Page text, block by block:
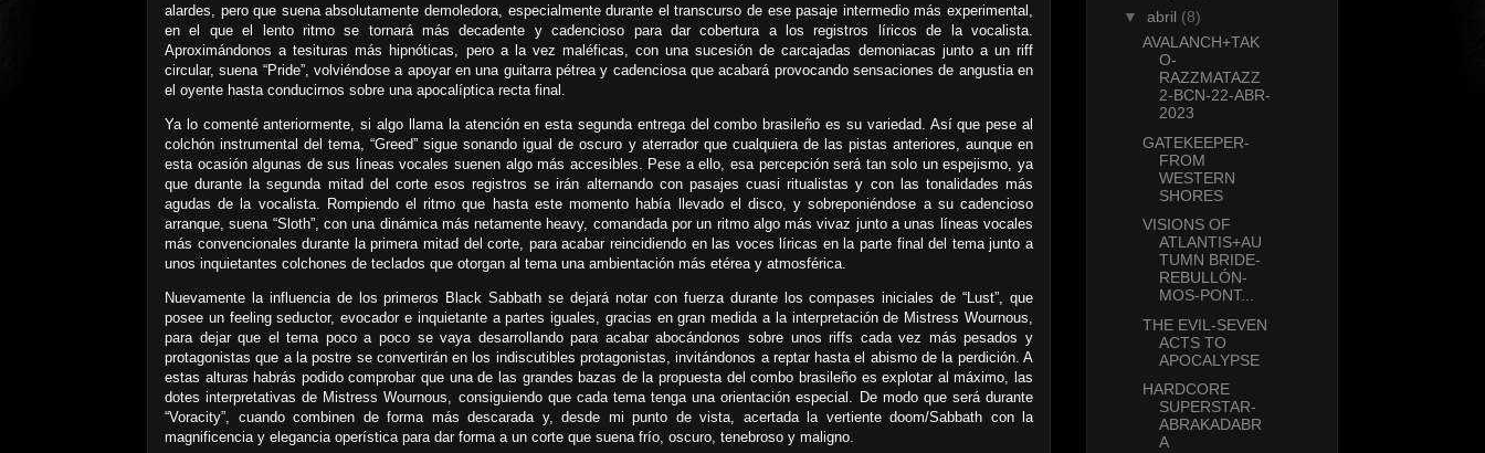
alardes, pero que suena absolutamente demoledora, especialmente durante el transcurso de ese pasaje intermedio más experimental,
en el que el lento ritmo se tornará más decadente y cadencioso para dar cobertura a los registros líricos de la vocalista.
Aproximándonos a tesituras más hipnóticas, pero a la vez maléficas, con una sucesión de carcajadas demoniacas junto a un riff
circular, suena “Pride”, volviéndose a apoyar en una guitarra pétrea y cadenciosa que acabará provocando sensaciones de angustia en
el oyente hasta conducirnos sobre una apocalíptica recta final.
Ya lo comenté anteriormente, si algo llama la atención en esta segunda entrega del combo brasileño es su variedad. Así que pese al
colchón instrumental del tema, “Greed” sigue sonando igual de oscuro y aterrador que cualquiera de las pistas anteriores, aunque en
esta ocasión algunas de sus líneas vocales suenen algo más accesibles. Pese a ello, esa percepción será tan solo un espejismo, ya
que durante la segunda mitad del corte esos registros se irán alternando con pasajes cuasi ritualistas y con las tonalidades más
agudas de la vocalista. Rompiendo el ritmo que hasta este momento había llevado el disco, y sobreponiéndose a su cadencioso
arranque, suena “Sloth”, con una dinámica más netamente heavy, comandada por un ritmo algo más vivaz junto a unas líneas vocales
más convencionales durante la primera mitad del corte, para acabar reincidiendo en las voces líricas en la parte final del tema junto a
unos inquietantes colchones de teclados que otorgan al tema una ambientación más etérea y atmosférica.
Nuevamente la influencia de los primeros Black Sabbath se dejará notar con fuerza durante los compases iniciales de “Lust”, que
posee un feeling seductor, evocador e inquietante a partes iguales, gracias en gran medida a la interpretación de Mistress Wournous,
para dejar que el tema poco a poco se vaya desarrollando para acabar abocándonos sobre unos riffs cada vez más pesados y
protagonistas que a la postre se convertirán en los indiscutibles protagonistas, invitándonos a reptar hasta el abismo de la perdición. A
estas alturas habrás podido comprobar que una de las grandes bazas de la propuesta del combo brasileño es explotar al máximo, las
dotes interpretativas de Mistress Wournous, consiguiendo que cada tema tenga una orientación especial. De modo que será durante
“Voracity”, cuando combinen de forma más descarada y, desde mi punto de vista, acertada la vertiente doom/Sabbath con la
magnificencia y elegancia operística para dar forma a un corte que suena frío, oscuro, tenebroso y maligno.
▼ abril (8)
AVALANCH+TAK
O-
RAZZMATAZZ
2-BCN-22-ABR-
2023
GATEKEEPER-
FROM
WESTERN
SHORES
VISIONS OF
ATLANTIS+AU
TUMN BRIDE-
REBULLÓN-
MOS-PONT...
THE EVIL-SEVEN
ACTS TO
APOCALYPSE
HARDCORE
SUPERSTAR-
ABRAKADABR
A